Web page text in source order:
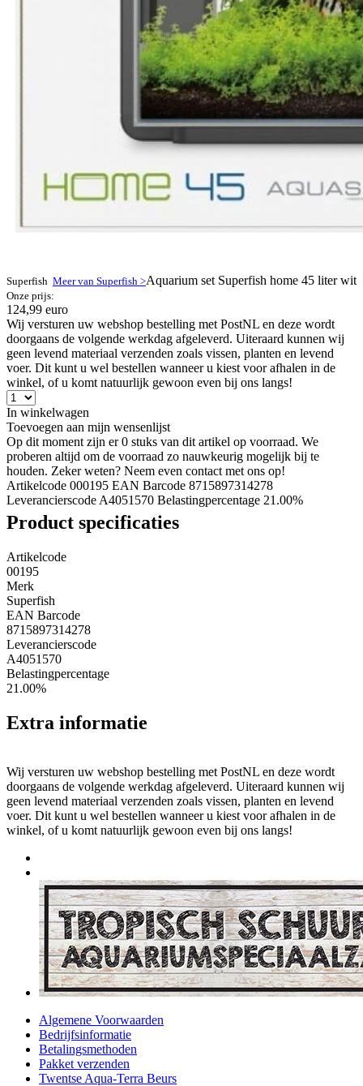
Superfish Meer van Superfish >Aquarium set Superfish home 45 liter wit
Onze prijs:
124,99 euro
Wij versturen uw webshop bestelling met PostNL en deze wordt
doorgaans de volgende werkdag afgeleverd. Uiteraard kunnen wij
geen levend materiaal verzenden zoals vissen, planten en levend
voer. Dit kunt u wel bestellen wanneer u kiest voor afhalen in de
winkel, of u komt natuurlijk gewoon even bij ons langs!
In winkelwagen
Toevoegen aan mijn wensenlijst
Op dit moment zijn er 0 stuks van dit artikel op voorraad. We
proberen altijd om de voorraad zo nauwkeurig mogelijk bij te
houden. Zeker weten? Neem even contact met ons op!
Artikelcode 000195 EAN Barcode 8715897314278
Leverancierscode A4051570 Belastingpercentage 21.00%
Product specificaties
Artikelcode
00195
Merk
Superfish
EAN Barcode
8715897314278
Leverancierscode
A4051570
Belastingpercentage
21.00%
Extra informatie
Wij versturen uw webshop bestelling met PostNL en deze wordt
doorgaans de volgende werkdag afgeleverd. Uiteraard kunnen wij
geen levend materiaal verzenden zoals vissen, planten en levend
voer. Dit kunt u wel bestellen wanneer u kiest voor afhalen in de
winkel, of u komt natuurlijk gewoon even bij ons langs!
Algemene Voorwaarden
Bedrijfsinformatie
Betalingsmethoden
Pakket verzenden
Twentse Aqua-Terra Beurs